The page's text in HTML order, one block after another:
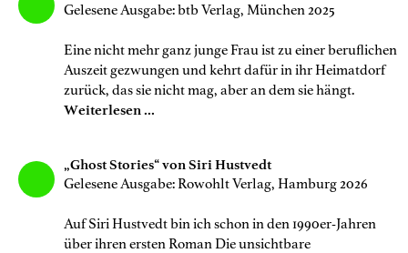
Gelesene Ausgabe: btb Verlag, München 2025
Eine nicht mehr ganz junge Frau ist zu einer beruflichen
Auszeit gezwungen und kehrt dafür in ihr Heimatdorf
zurück, das sie nicht mag, aber an dem sie hängt.
Weiterlesen ...
„Ghost Stories“ von Siri Hustvedt
Gelesene Ausgabe: Rowohlt Verlag, Hamburg 2026
Auf Siri Hustvedt bin ich schon in den 1990er-Jahren
über ihren ersten Roman Die unsichtbare